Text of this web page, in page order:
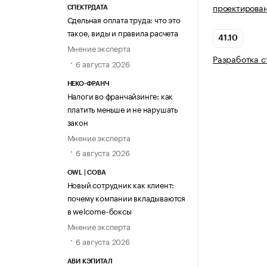
СПЕКТРДАТА
Сдельная оплата труда: что это
такое, виды и правила расчета
Мнение эксперта
6 августа 2026
НЕКО-ФРАНЧ
Налоги во франчайзинге: как
платить меньше и не нарушать
закон
Мнение эксперта
6 августа 2026
OWL | СОВА
Новый сотрудник как клиент:
почему компании вкладываются
в welcome-боксы
Мнение эксперта
6 августа 2026
АВИ КЭПИТАЛ
41.10
Разработка